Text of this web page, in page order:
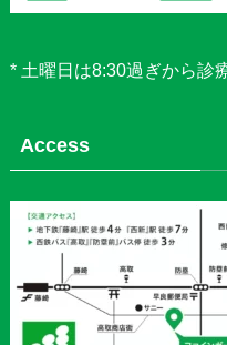
* 土曜日は8:30過ぎから診
Access